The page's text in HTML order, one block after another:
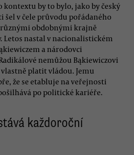
kontextu by to bylo, jako by český
v čele průvodu pořádaného
obdobnými krajně
Letos nastal v nacionalistickém
a národovci
nemůžou Bąkiewiczovi
platit vládou. Jemu
že se etabluje na veřejnosti
po politické kariéře.
každoroční